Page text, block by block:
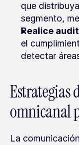
que
segmento,
Realice
el
detectar
Estrategias
omnicanal
La